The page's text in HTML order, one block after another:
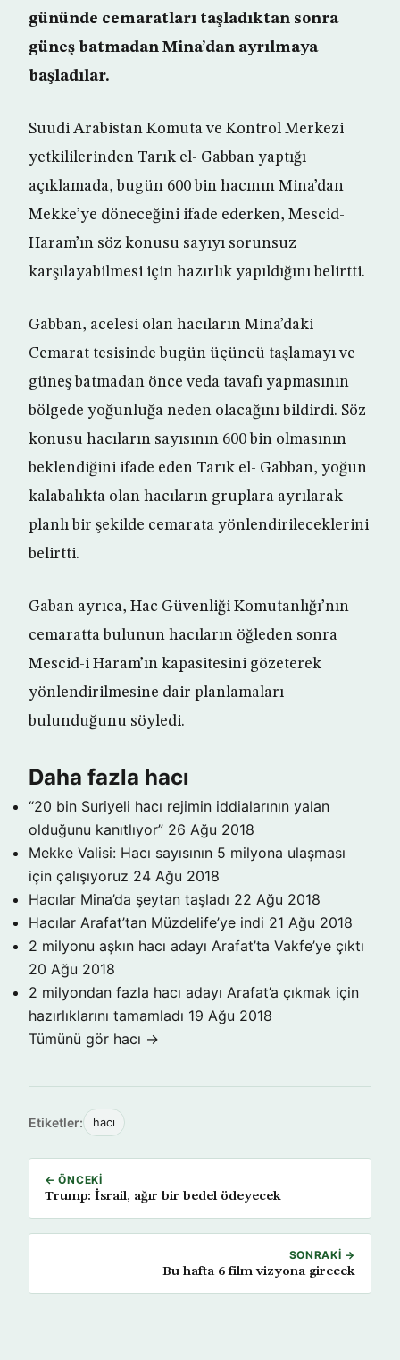
gününde cemaratları taşladıktan sonra
güneş batmadan Mina’dan ayrılmaya
başladılar.
Suudi Arabistan Komuta ve Kontrol Merkezi
yetkililerinden Tarık el- Gabban yaptığı
açıklamada, bugün 600 bin hacının Mina’dan
Mekke’ye döneceğini ifade ederken, Mescid-
Haram’ın söz konusu sayıyı sorunsuz
karşılayabilmesi için hazırlık yapıldığını belirtti.
Gabban, acelesi olan hacıların Mina’daki
Cemarat tesisinde bugün üçüncü taşlamayı ve
güneş batmadan önce veda tavafı yapmasının
bölgede yoğunluğa neden olacağını bildirdi. Söz
konusu hacıların sayısının 600 bin olmasının
beklendiğini ifade eden Tarık el- Gabban, yoğun
kalabalıkta olan hacıların gruplara ayrılarak
planlı bir şekilde cemarata yönlendirileceklerini
belirtti.
Gaban ayrıca, Hac Güvenliği Komutanlığı’nın
cemaratta bulunun hacıların öğleden sonra
Mescid-i Haram’ın kapasitesini gözeterek
yönlendirilmesine dair planlamaları
bulunduğunu söyledi.
Daha fazla hacı
“20 bin Suriyeli hacı rejimin iddialarının yalan
olduğunu kanıtlıyor” 26 Ağu 2018
Mekke Valisi: Hacı sayısının 5 milyona ulaşması
için çalışıyoruz 24 Ağu 2018
Hacılar Mina’da şeytan taşladı 22 Ağu 2018
Hacılar Arafat’tan Müzdelife’ye indi 21 Ağu 2018
2 milyonu aşkın hacı adayı Arafat’ta Vakfe’ye çıktı
20 Ağu 2018
2 milyondan fazla hacı adayı Arafat’a çıkmak için
hazırlıklarını tamamladı 19 Ağu 2018
Tümünü gör hacı →
Etiketler: hacı
← ÖNCEKI
Trump: İsrail, ağır bir bedel ödeyecek
SONRAKI →
Bu hafta 6 film vizyona girecek